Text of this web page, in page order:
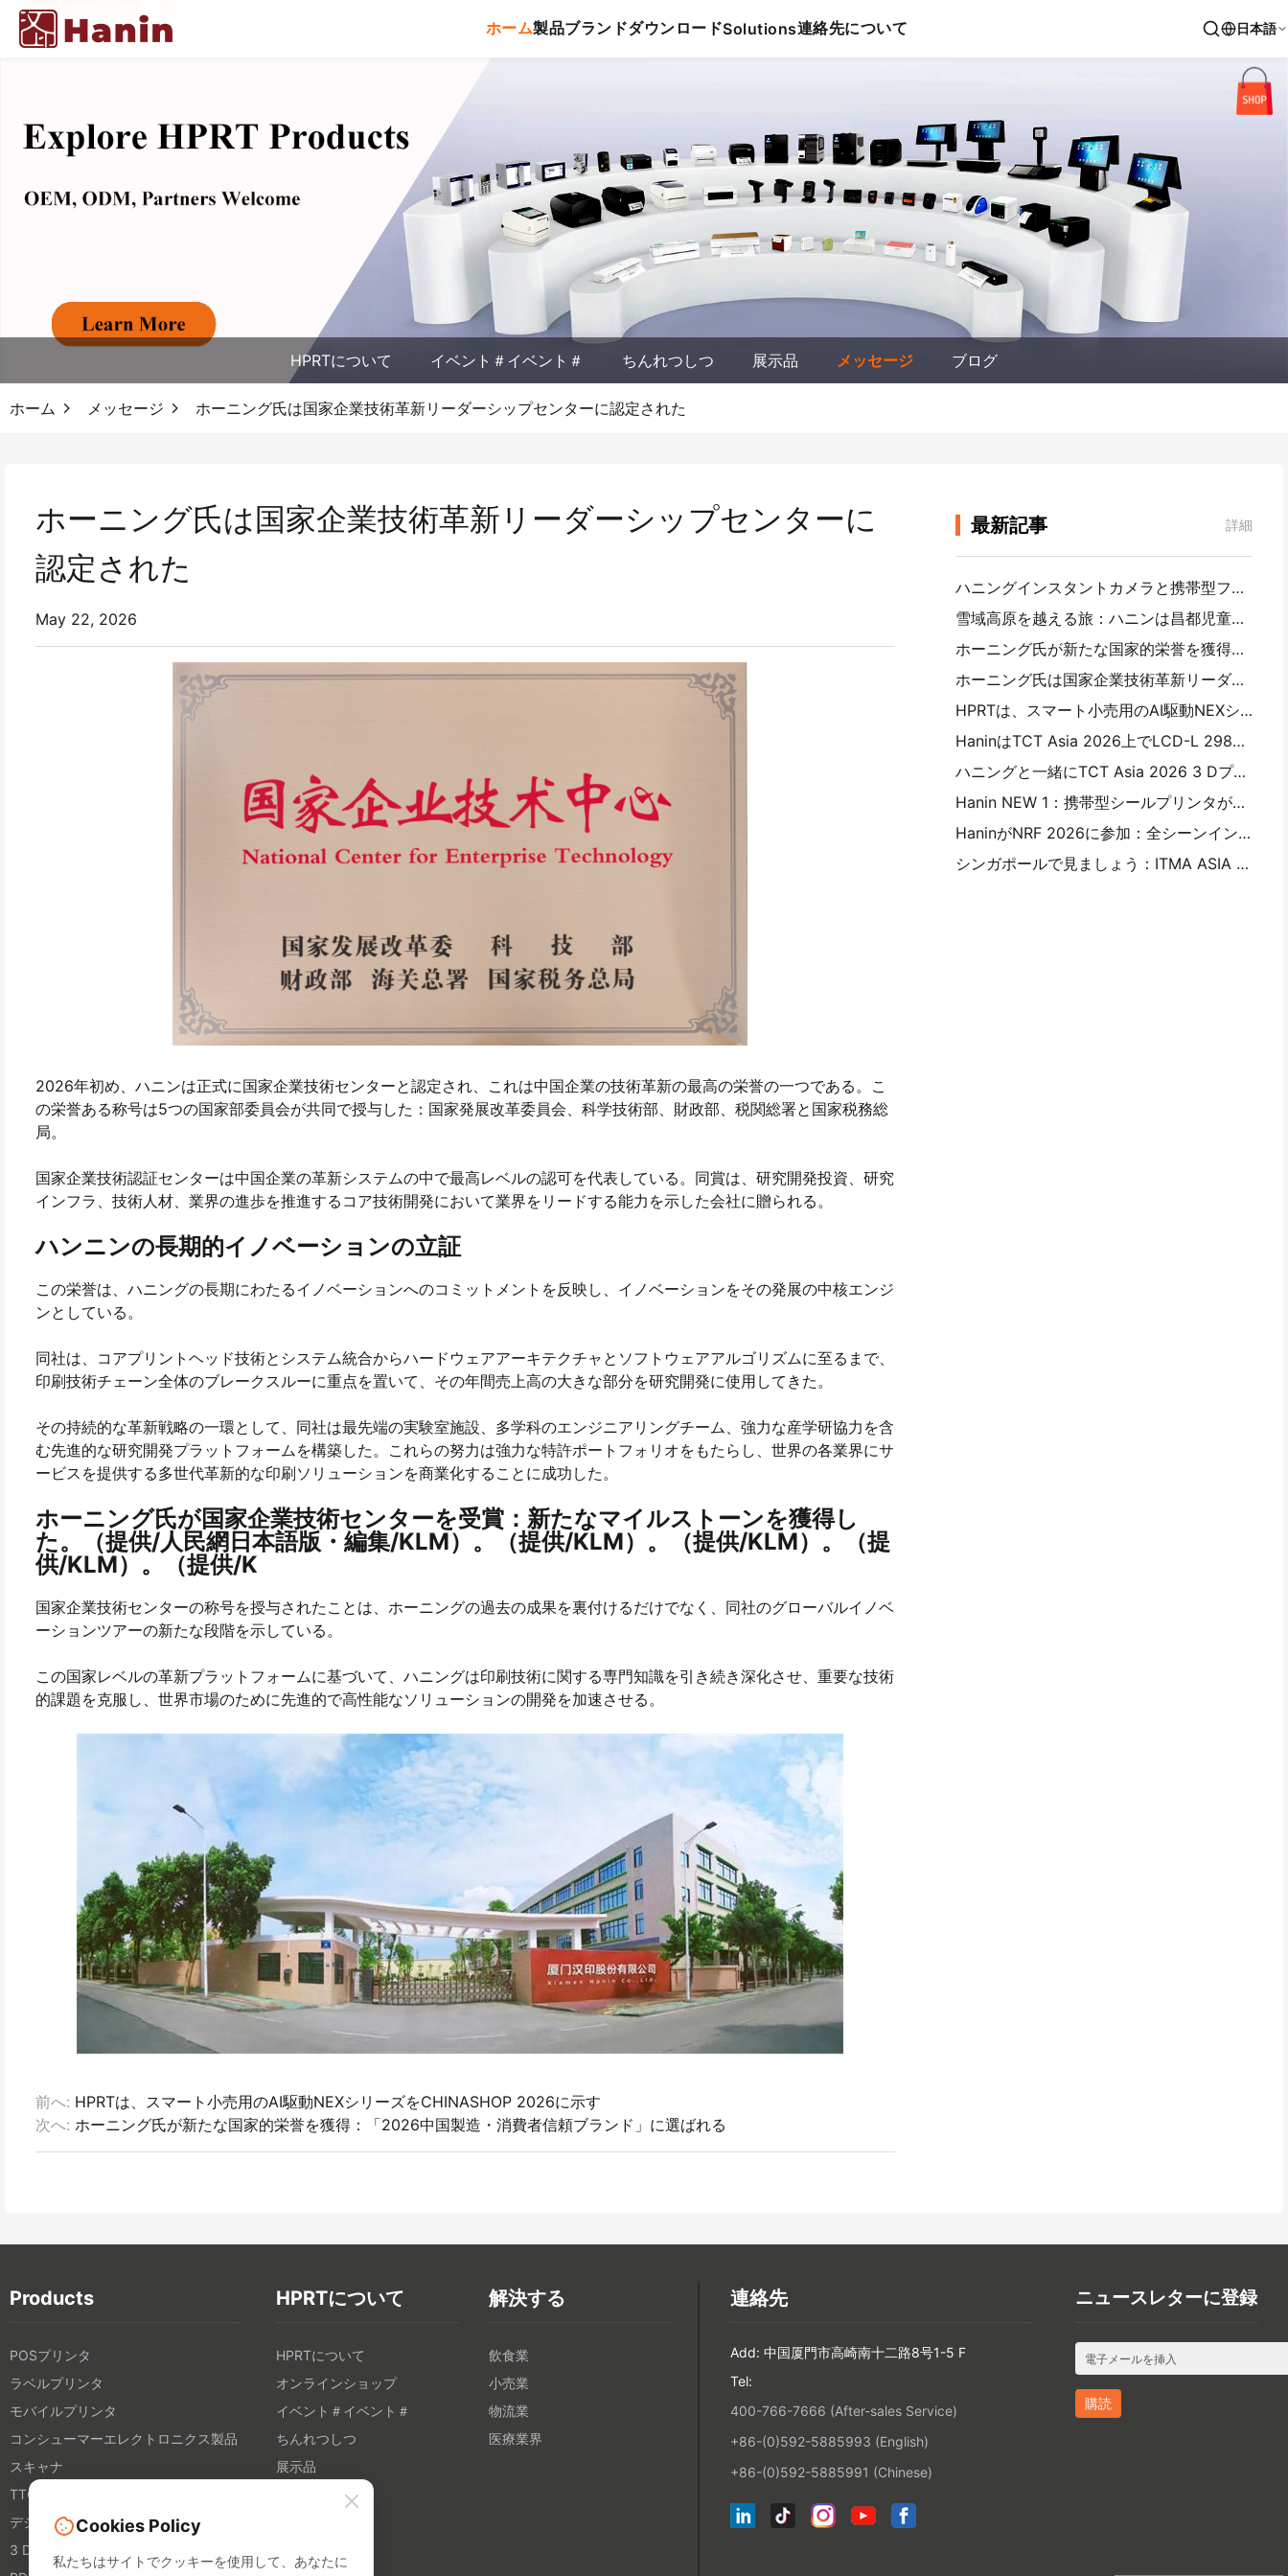
ホーム製品ブランドダウンロードSolutions連絡先について 日本語
HPRTについて イベント＃イベント＃ ちんれつしつ 展示品 メッセージ ブログ
ホーム メッセージ ホーニング氏は国家企業技術革新リーダーシップセンターに認定された
ホーニング氏は国家企業技術革新リーダーシップセンターに
認定された
May 22, 2026
2026年初め、ハニンは正式に国家企業技術センターと認定され、これは中国企業の技術革新の最高の栄誉の一つである。こ
の栄誉ある称号は5つの国家部委員会が共同で授与した：国家発展改革委員会、科学技術部、財政部、税関総署と国家税務総
局。
国家企業技術認証センターは中国企業の革新システムの中で最高レベルの認可を代表している。同賞は、研究開発投資、研究
インフラ、技術人材、業界の進歩を推進するコア技術開発において業界をリードする能力を示した会社に贈られる。
ハンニンの長期的イノベーションの立証
この栄誉は、ハニングの長期にわたるイノベーションへのコミットメントを反映し、イノベーションをその発展の中核エンジ
ンとしている。
同社は、コアプリントヘッド技術とシステム統合からハードウェアアーキテクチャとソフトウェアアルゴリズムに至るまで、
印刷技術チェーン全体のブレークスルーに重点を置いて、その年間売上高の大きな部分を研究開発に使用してきた。
その持続的な革新戦略の一環として、同社は最先端の実験室施設、多学科のエンジニアリングチーム、強力な産学研協力を含
む先進的な研究開発プラットフォームを構築した。これらの努力は強力な特許ポートフォリオをもたらし、世界の各業界にサ
ービスを提供する多世代革新的な印刷ソリューションを商業化することに成功した。
ホーニング氏が国家企業技術センターを受賞：新たなマイルストーンを獲得し
た。（提供/人民網日本語版・編集/KLM）。（提供/KLM）。（提供/KLM）。（提
供/KLM）。（提供/K
国家企業技術センターの称号を授与されたことは、ホーニングの過去の成果を裏付けるだけでなく、同社のグローバルイノベ
ーションツアーの新たな段階を示している。
この国家レベルの革新プラットフォームに基づいて、ハニングは印刷技術に関する専門知識を引き続き深化させ、重要な技術
的課題を克服し、世界市場のために先進的で高性能なソリューションの開発を加速させる。
前へ: HPRTは、スマート小売用のAI駆動NEXシリーズをCHINASHOP 2026に示す
次へ: ホーニング氏が新たな国家的栄誉を獲得：「2026中国製造・消費者信頼ブランド」に選ばれる
最新記事 詳細
ハニングインスタントカメラと携帯型フォトプリンタは2026年の深セン国際電子消費財展覧会で注目を集めている
雪域高原を越える旅：ハニンは昌都児童に写真教育プロジェクトをもたらす
ホーニング氏が新たな国家的栄誉を獲得：「2026中国製造・消費者信頼ブランド」に選ばれる
ホーニング氏は国家企業技術革新リーダーシップセンターに認定された
HPRTは、スマート小売用のAI駆動NEXシリーズをCHINASHOP 2026に示す
HaninはTCT Asia 2026上でLCD-L 298とSJF工業3 Dプリント革新製品を発売する
ハニングと一緒にTCT Asia 2026 3 Dプリント展に参加する
Hanin NEW 1：携帯型シールプリンタが日本LOFTストアに進出
HaninがNRF 2026に参加：全シーンインテリジェントプリントソリューションで小売業を支援
シンガポールで見ましょう：ITMA ASIA 2025でハニンに参加して最新のデジタル印刷技術を見る
Products
POSプリンタ
ラベルプリンタ
モバイルプリンタ
コンシューマーエレクトロニクス製品
スキャナ
TTOプリンタ
デジタル紡績プリンタ
3 Dプリンタ
HPRTについて
HPRTについて
オンラインショップ
イベント＃イベント＃
ちんれつしつ
展示品
解決する
飲食業
小売業
物流業
医療業界
連絡先
Add: 中国厦門市高崎南十二路8号1-5 F
Tel:
400-766-7666 (After-sales Service)
+86-(0)592-5885993 (English)
+86-(0)592-5885991 (Chinese)
ニュースレターに登録
Cookies Policy
私たちはサイトでクッキーを使用して、あなたに